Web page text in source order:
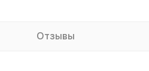
Отзывы